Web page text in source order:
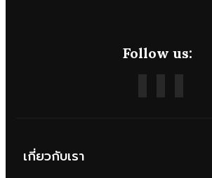
Follow us:
เกี่ยวกับเรา